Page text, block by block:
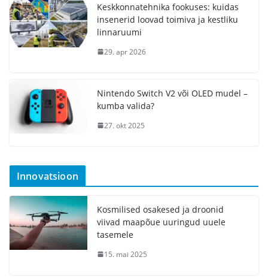
Keskkonnatehnika fookuses: kuidas
insenerid loovad toimiva ja kestliku
linnaruumi
29. apr 2026
Nintendo Switch V2 või OLED mudel –
kumba valida?
27. okt 2025
Innovatsioon
Kosmilised osakesed ja droonid
viivad maapõue uuringud uuele
tasemele
15. mai 2025